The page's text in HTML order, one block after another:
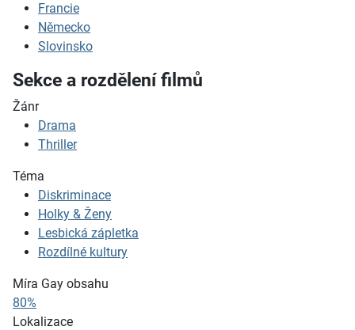
Francie
Německo
Slovinsko
Sekce a rozdělení filmů
Žánr
Drama
Thriller
Téma
Diskriminace
Holky & Ženy
Lesbická zápletka
Rozdílné kultury
Míra Gay obsahu
80%
Lokalizace